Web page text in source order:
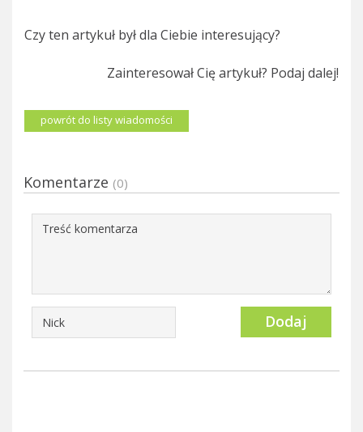
Czy ten artykuł był dla Ciebie interesujący?
Zainteresował Cię artykuł? Podaj dalej!
powrót do listy wiadomości
Komentarze (0)
Dodaj